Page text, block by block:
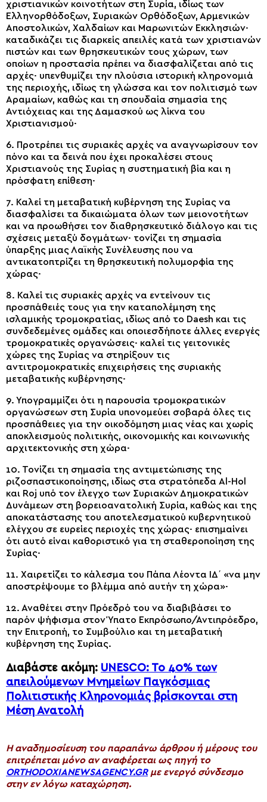
χριστιανικών κοινοτήτων στη Συρία, ιδίως των
Ελληνορθόδοξων, Συριακών Ορθόδοξων, Αρμενικών
Αποστολικών, Χαλδαίων και Μαρωνιτών Εκκλησιών·
καταδικάζει τις διαρκείς απειλές κατά των χριστιανών
πιστών και των θρησκευτικών τους χώρων, των
οποίων η προστασία πρέπει να διασφαλίζεται από τις
αρχές· υπενθυμίζει την πλούσια ιστορική κληρονομιά
της περιοχής, ιδίως τη γλώσσα και τον πολιτισμό των
Αραμαίων, καθώς και τη σπουδαία σημασία της
Αντιόχειας και της Δαμασκού ως λίκνα του
Χριστιανισμού·
6. Προτρέπει τις συριακές αρχές να αναγνωρίσουν τον
πόνο και τα δεινά που έχει προκαλέσει στους
Χριστιανούς της Συρίας η συστηματική βία και η
πρόσφατη επίθεση·
7. Καλεί τη μεταβατική κυβέρνηση της Συρίας να
διασφαλίσει τα δικαιώματα όλων των μειονοτήτων
και να προωθήσει τον διαθρησκευτικό διάλογο και τις
σχέσεις μεταξύ δογμάτων· τονίζει τη σημασία
ύπαρξης μιας Λαϊκής Συνέλευσης που να
αντικατοπτρίζει τη θρησκευτική πολυμορφία της
χώρας·
8. Καλεί τις συριακές αρχές να εντείνουν τις
προσπάθειές τους για την καταπολέμηση της
ισλαμικής τρομοκρατίας, ιδίως από το Daesh και τις
συνδεδεμένες ομάδες και οποιεσδήποτε άλλες ενεργές
τρομοκρατικές οργανώσεις· καλεί τις γειτονικές
χώρες της Συρίας να στηρίξουν τις
αντιτρομοκρατικές επιχειρήσεις της συριακής
μεταβατικής κυβέρνησης·
9. Υπογραμμίζει ότι η παρουσία τρομοκρατικών
οργανώσεων στη Συρία υπονομεύει σοβαρά όλες τις
προσπάθειες για την οικοδόμηση μιας νέας και χωρίς
αποκλεισμούς πολιτικής, οικονομικής και κοινωνικής
αρχιτεκτονικής στη χώρα·
10. Τονίζει τη σημασία της αντιμετώπισης της
ριζοσπαστικοποίησης, ιδίως στα στρατόπεδα Al-Hol
και Roj υπό τον έλεγχο των Συριακών Δημοκρατικών
Δυνάμεων στη βορειοανατολική Συρία, καθώς και της
αποκατάστασης του αποτελεσματικού κυβερνητικού
ελέγχου σε ευρείες περιοχές της χώρας· επισημαίνει
ότι αυτό είναι καθοριστικό για τη σταθεροποίηση της
Συρίας·
11. Χαιρετίζει το κάλεσμα του Πάπα Λέοντα ΙΔ΄ «να μην
αποστρέψουμε το βλέμμα από αυτήν τη χώρα»·
12. Αναθέτει στην Πρόεδρό του να διαβιβάσει το
παρόν ψήφισμα στον Ύπατο Εκπρόσωπο/Αντιπρόεδρο,
την Επιτροπή, το Συμβούλιο και τη μεταβατική
κυβέρνηση της Συρίας.
Διαβάστε ακόμη: UNESCO: To 40% των
απειλούμενων Μνημείων Παγκόσμιας
Πολιτιστικής Κληρονομιάς βρίσκονται στη
Μέση Ανατολή
H αναδημοσίευση του παραπάνω άρθρου ή μέρους του
επιτρέπεται μόνο αν αναφέρεται ως πηγή το
ORTHODOXIANEWSAGENCY.GRμε ενεργό σύνδεσμο
στην εν λόγω καταχώρηση.